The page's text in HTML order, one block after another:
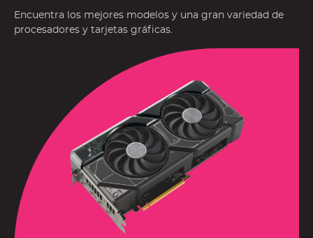
Encuentra los mejores modelos y una gran variedad de
procesadores y tarjetas gráficas.